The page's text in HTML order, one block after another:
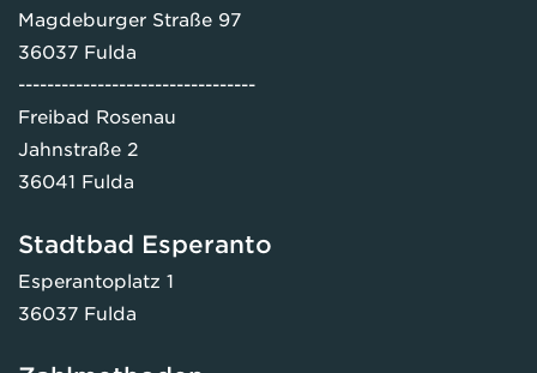
Magdeburger Straße 97
36037 Fulda
---------------------------------
Freibad Rosenau
Jahnstraße 2
36041 Fulda
Stadtbad Esperanto
Esperantoplatz 1
36037 Fulda